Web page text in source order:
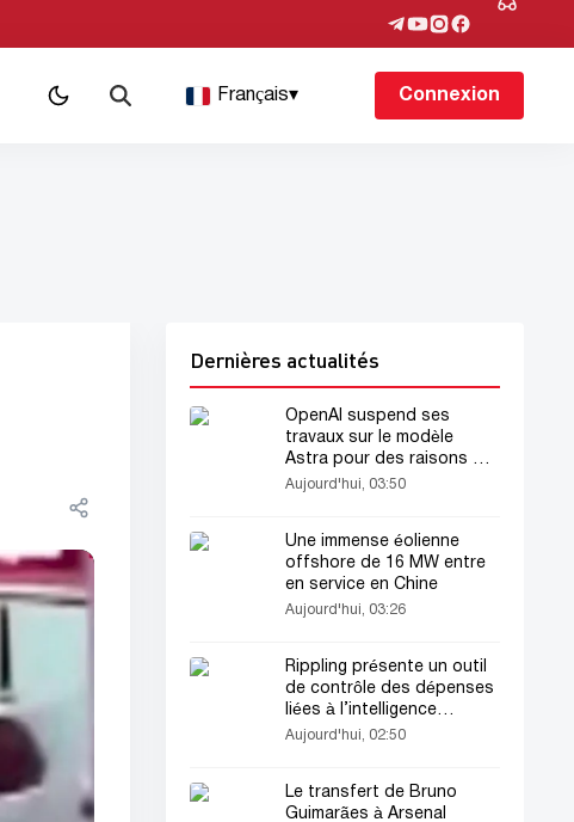
Français▾ Connexion
Dernières actualités
OpenAI suspend ses
travaux sur le modèle
Astra pour des raisons de
sécurité
Aujourd'hui, 03:50
Une immense éolienne
offshore de 16 MW entre
en service en Chine
Aujourd'hui, 03:26
Rippling présente un outil
de contrôle des dépenses
liées à l’intelligence
artificielle
Aujourd'hui, 02:50
Le transfert de Bruno
Guimarães à Arsenal